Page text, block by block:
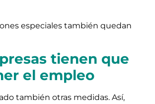
especiales también quedan
tienen que
el empleo
también otras medidas. Así,